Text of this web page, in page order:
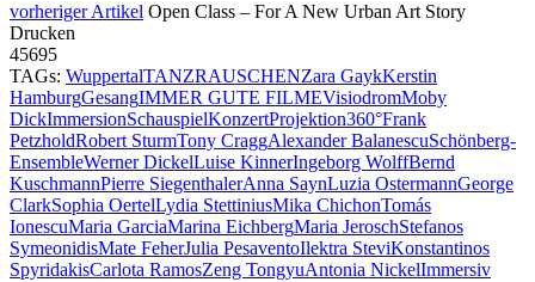
vorheriger Artikel Open Class – For A New Urban Art Story
Drucken
45695
TAGs: WuppertalTANZRAUSCHENZara GaykKerstin
HamburgGesangIMMER GUTE FILMEVisiodromMoby
DickImmersionSchauspielKonzertProjektion360°Frank
PetzholdRobert SturmTony CraggAlexander BalanescuSchönberg-
EnsembleWerner DickelLuise KinnerIngeborg WolffBernd
KuschmannPierre SiegenthalerAnna SaynLuzia OstermannGeorge
ClarkSophia OertelLydia StettiniusMika ChichonTomás
IonescuMaria GarciaMarina EichbergMaria JeroschStefanos
SymeonidisMate FeherJulia PesaventoIlektra SteviKonstantinos
SpyridakisCarlota RamosZeng TongyuAntonia NickelImmersiv